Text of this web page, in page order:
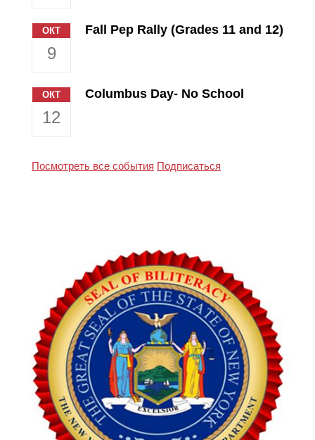
ОКТ
9
Fall Pep Rally (Grades 11 and 12)
ОКТ
12
Columbus Day- No School
Посмотреть все события Подписаться